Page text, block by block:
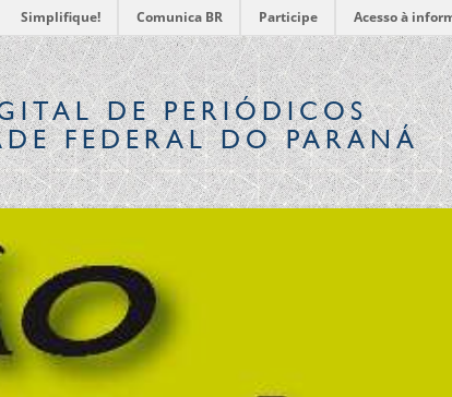
Simplifique! Comunica BR Participe Acesso à
DE PERIÓDICOS
FEDERAL DO PARANÁ